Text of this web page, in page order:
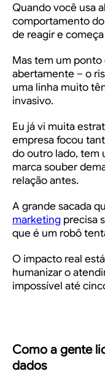
Quando você usa
comportamento
de reagir e
Mas tem um
abertamente – o
uma linha muito
invasivo.
Eu já vi muita
empresa focou
do outro lado, tem
marca souber
relação antes.
A grande sacada
marketing precisa
que é um robô
O impacto real
humanizar o
impossível até
Como a gente
dados